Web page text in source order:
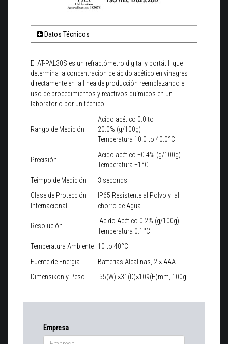
Datos Técnicos
El AT-PAL30S es un refractómetro digital y portátil que
determina la concentracion de ácido acético en vinagres
directamente en la linea de producción reemplazando el
uso de procedimientos y reactivos químicos en un
laboratorio por un técnico.
Rango de Medición
Acido acético 0.0 to
20.0% (g/100g)
Temperatura 10.0 to 40.0°C
Precisión
Acido acético ±0.4% (g/100g)
Temperatura ±1°C
Teimpo de Medición
3 seconds
Clase de Protección
Internacional
IP65 Resistente al Polvo y al
chorro de Agua
Resolución
Acido Acético 0.2% (g/100g)
Temperatura 0.1°C
Temperatura Ambiente 10 to 40°C
Fuente de Energia
Batterias Alcalinas, 2 × AAA
Dimensikon y Peso
55(W) ×31(D)×109(H)mm, 100g
Empresa